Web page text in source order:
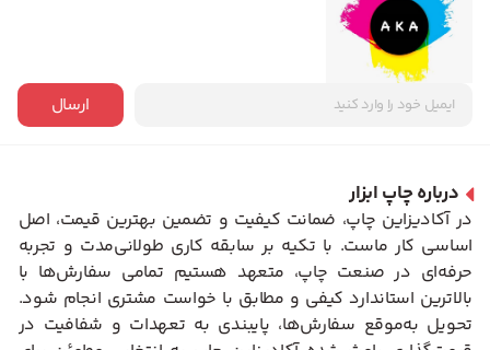
ارسال
درباره چاپ ابزار
در آکادیزاین چاپ، ضمانت کیفیت و تضمین بهترین قیمت، اصل
اساسی کار ماست. با تکیه بر سابقه کاری طولانی‌مدت و تجربه
حرفه‌ای در صنعت چاپ، متعهد هستیم تمامی سفارش‌ها با
بالاترین استاندارد کیفی و مطابق با خواست مشتری انجام شود.
تحویل به‌موقع سفارش‌ها، پایبندی به تعهدات و شفافیت در